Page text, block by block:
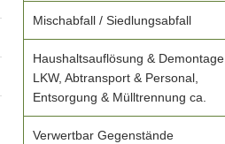
Mischabfall / Siedlungsabfall
Haushaltsauflösung & Demontage,
LKW, Abtransport & Personal,
Entsorgung & Mülltrennung ca.
Verwertbar Gegenstände